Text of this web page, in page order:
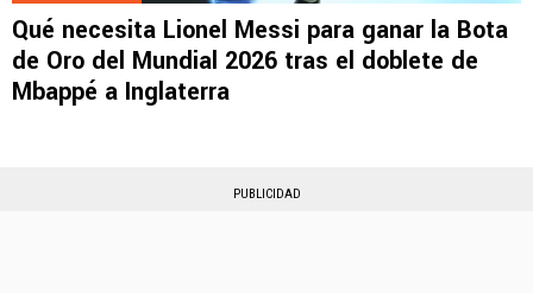
Qué necesita Lionel Messi para ganar la Bota
de Oro del Mundial 2026 tras el doblete de
Mbappé a Inglaterra
PUBLICIDAD